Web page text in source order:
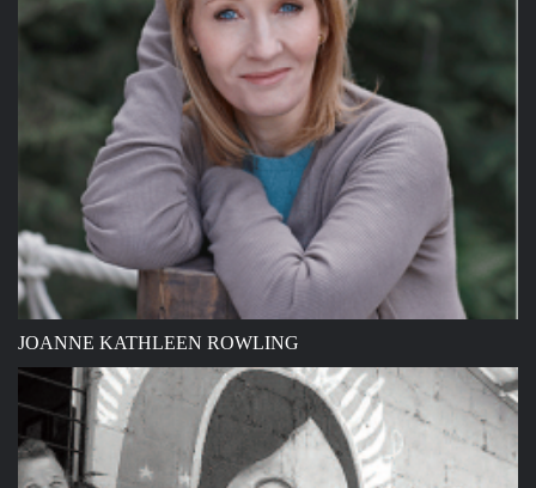
JOANNE KATHLEEN ROWLING